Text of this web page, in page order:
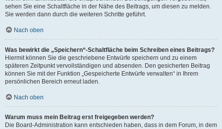
sehen Sie eine Schaltfläche in der Nähe des Beitrags, um diesen zu melden.
Sie werden dann durch die weiteren Schritte geführt.
Nach oben
Was bewirkt die „Speichern“-Schaltfläche beim Schreiben eines Beitrags?
Hiermit können Sie die geschriebene Entwürfe speichern und zu einem
späteren Zeitpunkt vervollständigen und absenden. Den gesicherten Beitrag
können Sie mit der Funktion „Gespeicherte Entwürfe verwalten“ in Ihrem
persönlichen Bereich erneut laden.
Nach oben
Warum muss mein Beitrag erst freigegeben werden?
Die Board-Administration kann entschieden haben, dass in dem Forum, in dem